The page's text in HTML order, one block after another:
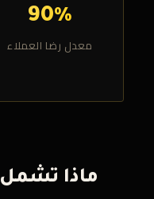
90%
معدل رضا العملاء
ماذا تشمل